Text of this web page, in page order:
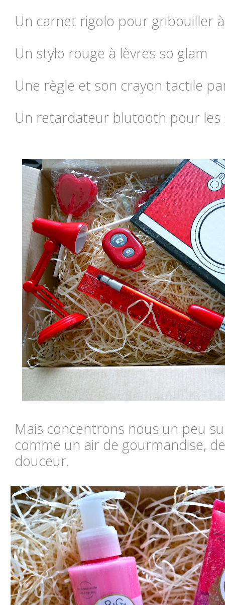
Un carnet rigolo pour gribouiller
Un stylo rouge à lèvres so glam
Une règle et son crayon tactile
Un retardateur blutooth pour les
Mais concentrons nous un peu
comme un air de gourmandise,
douceur.